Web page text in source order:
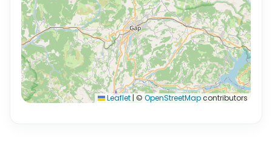
Leaflet | © OpenStreetMapcontributors